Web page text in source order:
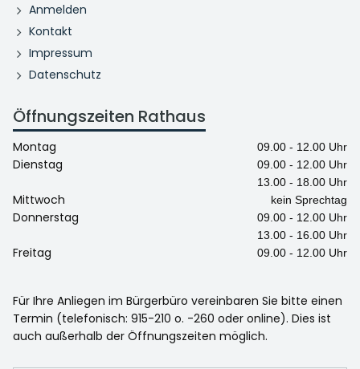
Anmelden
Kontakt
Impressum
Datenschutz
Öffnungszeiten Rathaus
Montag 09.00 - 12.00 Uhr
Dienstag
09.00 - 12.00 Uhr
13.00 - 18.00 Uhr
Mittwoch kein Sprechtag
Donnerstag
09.00 - 12.00 Uhr
13.00 - 16.00 Uhr
Freitag 09.00 - 12.00 Uhr
Für Ihre Anliegen im Bürgerbüro vereinbaren Sie bitte einen
Termin (telefonisch: 915-210 o. -260 oder online). Dies ist
auch außerhalb der Öffnungszeiten möglich.